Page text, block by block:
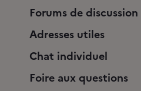
Forums de discussion
Adresses utiles
Chat individuel
Foire aux questions